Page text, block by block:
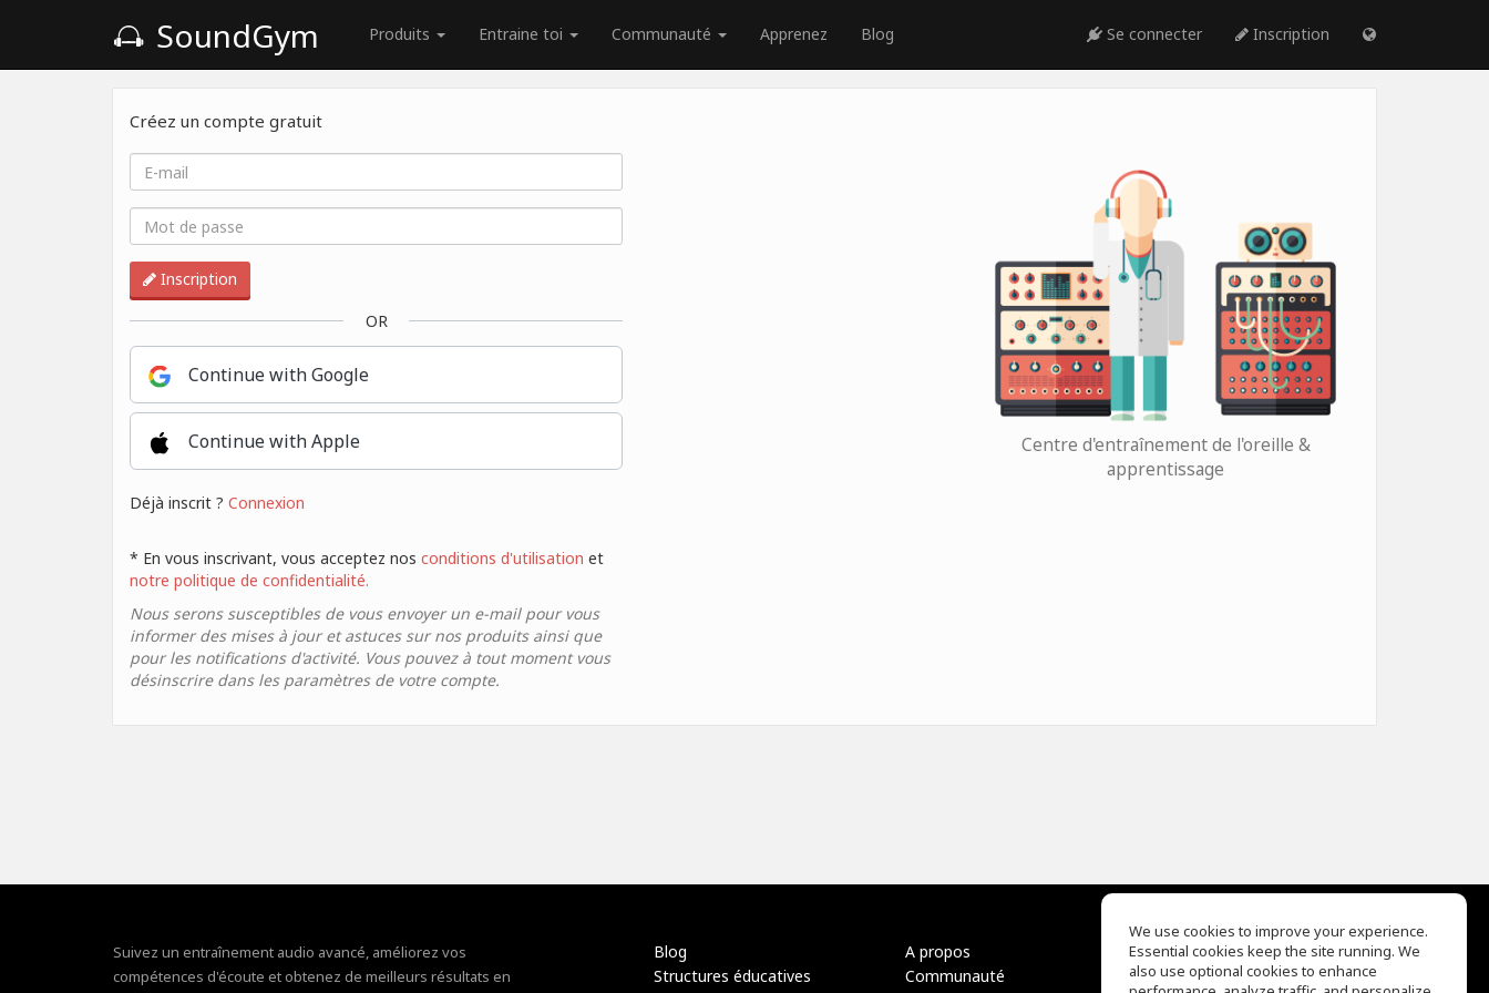
SoundGym Produits Entraine toi Communauté Apprenez Blog Se connecter Inscription
Créez un compte gratuit
Inscription
OR
Continue with Google
Continue with Apple
Déjà inscrit ? Connexion
* En vous inscrivant, vous acceptez nos conditions d'utilisation et
notre politique de confidentialité.
Nous serons susceptibles de vous envoyer un e-mail pour vous
informer des mises à jour et astuces sur nos produits ainsi que
pour les notifications d'activité. Vous pouvez à tout moment vous
désinscrire dans les paramètres de votre compte.
Centre d'entraînement de l'oreille &
apprentissage
Suivez un entraînement audio avancé, améliorez vos
compétences d'écoute et obtenez de meilleurs résultats en
Blog
Structures éducatives
A propos
Communauté
EQ Ear Training
Drum Machine
We use cookies to improve your experience.
Essential cookies keep the site running. We
also use optional cookies to enhance